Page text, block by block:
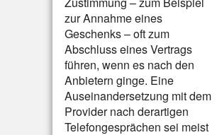
zur Annahme eines
Geschenks – oft zum
Abschluss eines Vertrags
führen, wenn es nach den
Anbietern ginge. Eine
Auseinandersetzung mit dem
Provider nach derartigen
Telefongesprächen sei meist